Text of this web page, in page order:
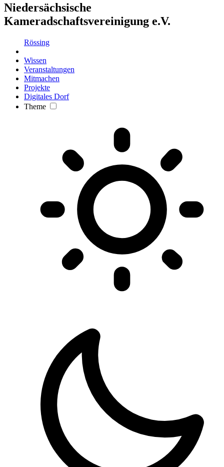
Niedersächsische
Kameradschaftsvereinigung e.V.
Rössing
Wissen
Veranstaltungen
Mitmachen
Projekte
Digitales Dorf
Theme